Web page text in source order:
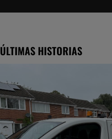
ÚLTIMAS HISTORIAS